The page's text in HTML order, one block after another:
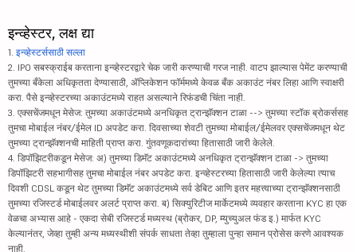
इन्व्हेस्टर, लक्ष द्या
1. इन्व्हेस्टर्ससाठी सल्ला
2. IPO सबस्क्राईब करताना इन्व्हेस्टरद्वारे चेक जारी करण्याची गरज नाही. वाटप झाल्यास पेमेंट करण्याची
तुमच्या बँकेला अधिकृतता देण्यासाठी, ॲप्लिकेशन फॉर्ममध्ये केवळ बँक अकाउंट नंबर लिहा आणि स्वाक्षरी
करा. पैसे इन्व्हेस्टरच्या अकाउंटमध्ये राहत असल्याने रिफंडची चिंता नाही.
3. एक्सचेंजमधून मेसेज: तुमच्या अकाउंटमध्ये अनधिकृत ट्रान्झॅक्शन टाळा --> तुमच्या स्टॉक ब्रोकर्ससह
तुमचा मोबाईल नंबर/ईमेल ID अपडेट करा. दिवसाच्या शेवटी तुमच्या मोबाईल/ईमेलवर एक्सचेंजमधून थेट
तुमच्या ट्रान्झॅक्शनची माहिती प्राप्त करा. गुंतवणूकदारांच्या हितासाठी जारी केलेले.
4. डिपॉझिटरीकडून मेसेज: अ) तुमच्या डिमॅट अकाउंटमध्ये अनधिकृत ट्रान्झॅक्शन टाळा -> तुमच्या
डिपॉझिटरी सहभागीसह तुमचा मोबाईल नंबर अपडेट करा. इन्व्हेस्टरच्या हितासाठी जारी केलेल्या त्याच
दिवशी CDSL कडून थेट तुमच्या डिमॅट अकाउंटमध्ये सर्व डेबिट आणि इतर महत्त्वाच्या ट्रान्झॅक्शनसाठी
तुमच्या रजिस्टर्ड मोबाईलवर अलर्ट प्राप्त करा. ब) सिक्युरिटीज मार्केटमध्ये व्यवहार करताना KYC हा एक
वेळचा अभ्यास आहे - एकदा सेबी रजिस्टर्ड मध्यस्थ (ब्रोकर, DP, म्युच्युअल फंड इ.) मार्फत KYC
केल्यानंतर, जेव्हा तुम्ही अन्य मध्यस्थीशी संपर्क साधता तेव्हा तुम्हाला पुन्हा समान प्रोसेस करणे आवश्यक
नाही.